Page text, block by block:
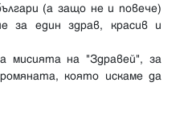
(а защо не и повече)
за един здрав, красив и
мисията на "Здравей", за
която искаме да